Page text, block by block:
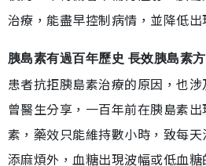
治療，能盡早控制病情，並降低出
胰島素有過百年歷史 長效胰島素
患者抗拒胰島素治療的原因，也
曾醫生分享，一百年前在胰島素
素，藥效只能維持數小時，致每
添麻煩外，血糖出現波幅或低血